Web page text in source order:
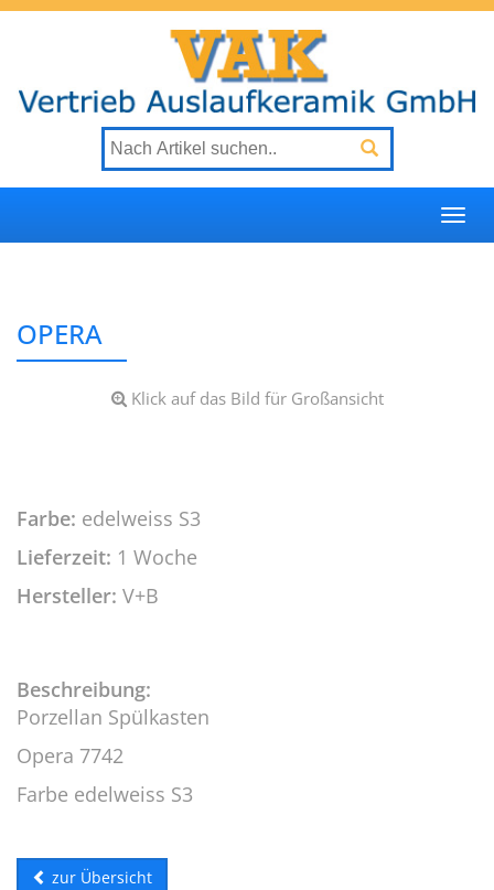
OPERA
Klick auf das Bild für Großansicht
Farbe: edelweiss S3
Lieferzeit: 1 Woche
Hersteller: V+B
Beschreibung:
Porzellan Spülkasten
Opera 7742
Farbe edelweiss S3
zur Übersicht